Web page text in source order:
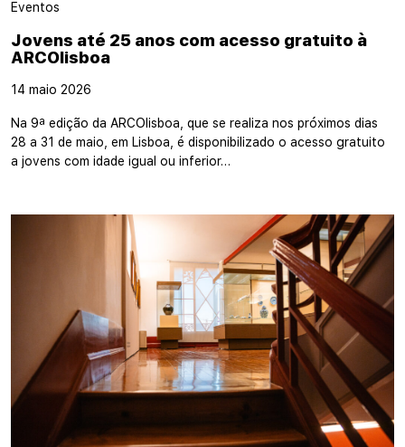
Eventos
Jovens até 25 anos com acesso gratuito à
ARCOlisboa
14 maio 2026
Na 9ª edição da ARCOlisboa, que se realiza nos próximos dias
28 a 31 de maio, em Lisboa, é disponibilizado o acesso gratuito
a jovens com idade igual ou inferior…